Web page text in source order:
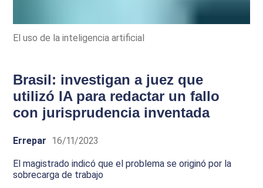
El uso de la inteligencia artificial
Brasil: investigan a juez que
utilizó IA para redactar un fallo
con jurisprudencia inventada
Errepar 16/11/2023
El magistrado indicó que el problema se originó por la
sobrecarga de trabajo